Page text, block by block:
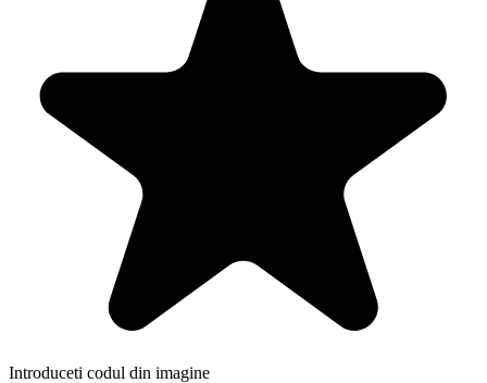
Introduceti codul din imagine